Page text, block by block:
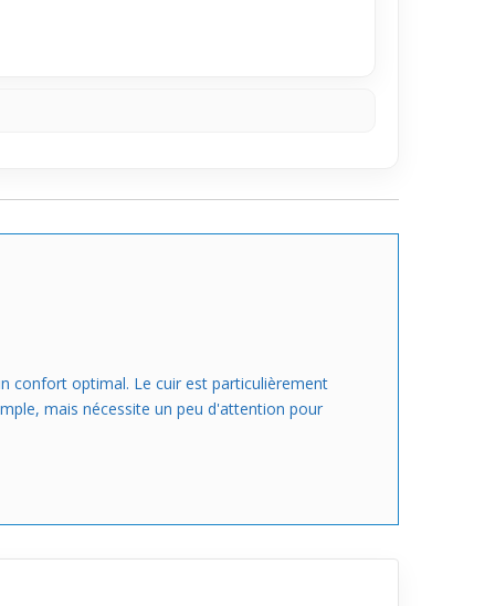
une allure moderne mais simple. Il s’adapte
confort optimal. Le cuir est particulièrement
mais nécessite un peu d'attention pour